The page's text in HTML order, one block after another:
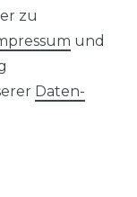
zu
und
Daten­